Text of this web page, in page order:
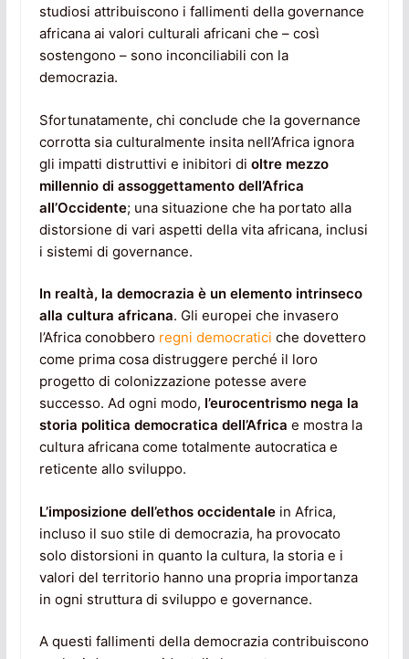
studiosi attribuiscono i fallimenti della governance
africana ai valori culturali africani che – così
sostengono – sono inconciliabili con la
democrazia.
Sfortunatamente, chi conclude che la governance
corrotta sia culturalmente insita nell’Africa ignora
gli impatti distruttivi e inibitori di oltre mezzo
millennio di assoggettamento dell’Africa
all’Occidente; una situazione che ha portato alla
distorsione di vari aspetti della vita africana, inclusi
i sistemi di governance.
In realtà, la democrazia è un elemento intrinseco
alla cultura africana. Gli europei che invasero
l’Africa conobbero regni democratici che dovettero
come prima cosa distruggere perché il loro
progetto di colonizzazione potesse avere
successo. Ad ogni modo, l’eurocentrismo nega la
storia politica democratica dell’Africa e mostra la
cultura africana come totalmente autocratica e
reticente allo sviluppo.
L’imposizione dell’ethos occidentalein Africa,
incluso il suo stile di democrazia, ha provocato
solo distorsioni in quanto la cultura, la storia e i
valori del territorio hanno una propria importanza
in ogni struttura di sviluppo e governance.
A questi fallimenti della democrazia contribuiscono